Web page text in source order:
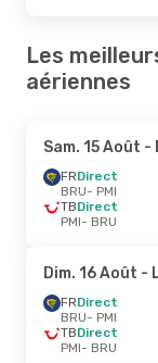
Les
aériennes
Sam. 15 Août -
FRDirect
BRU- PMI
TBDirect
PMI- BRU
Dim. 16 Août -
FRDirect
BRU- PMI
TBDirect
PMI- BRU